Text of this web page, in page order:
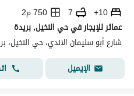
10+
7
750 م2
عمائر للإيجار في حي النخيل, بريدة
شارع أبو سليمان الاندي، حي
الإيميل